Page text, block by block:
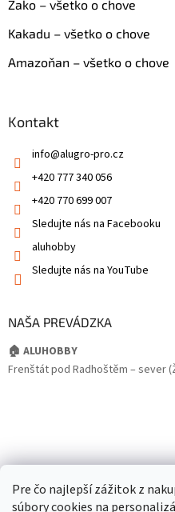
Pre čo najlepší zážitok z
súbory cookies na
Žako – všetko o chove
Kakadu – všetko o chove
Amazoňan – všetko o chove
Kontakt
info@alugro-pro.cz
+420 777 340 056
+420 770 699 007
Sledujte nás na Facebooku
aluhobby
Sledujte nás na YouTube
NAŠA PREVÁDZKA
🏠 ALUHOBBY
Frenštát pod Radhoštěm – sever